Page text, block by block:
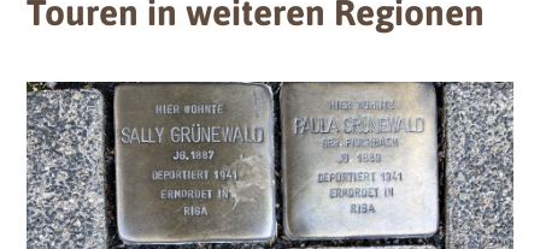
Touren in weiteren Regionen